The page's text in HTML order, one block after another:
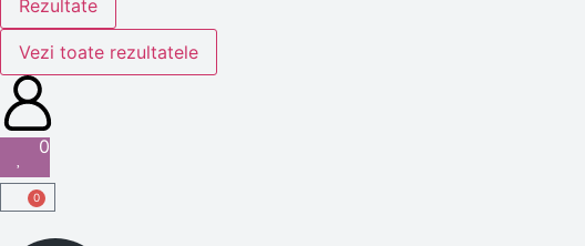
Rezultate
Vezi toate rezultatele
0
0